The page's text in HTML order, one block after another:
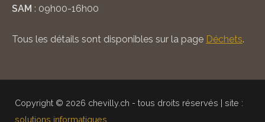
SAM : 09h00-16h00
Tous les détails sont disponibles sur la page Déchets.
Copyright © 2026 chevilly.ch - tous droits réservés | site :
solutions informatiques